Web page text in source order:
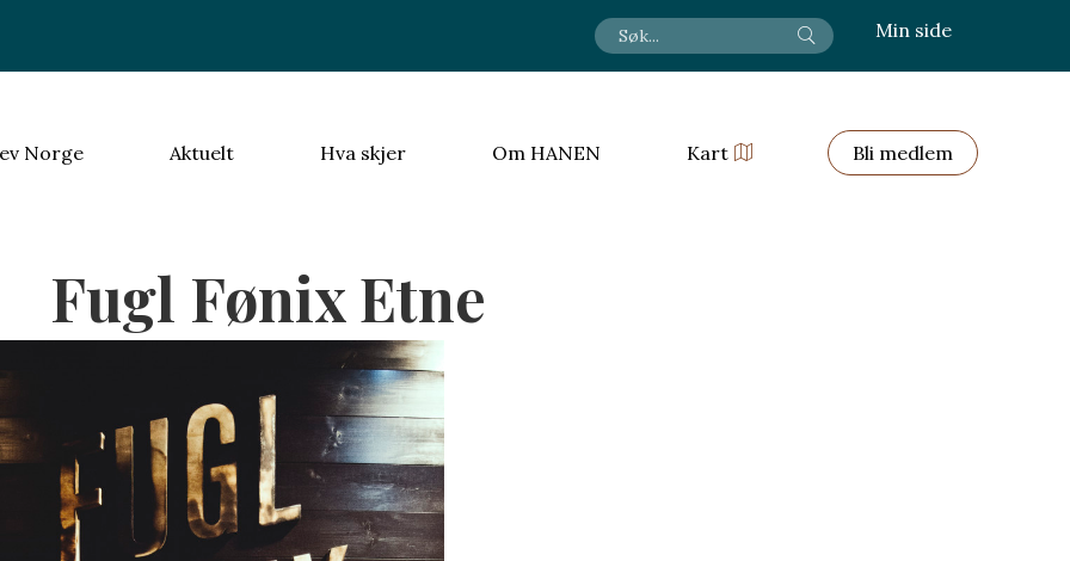
Min side
Norge Aktuelt Hva skjer Om HANEN Kart Bli medlem
Fugl Fønix Etne